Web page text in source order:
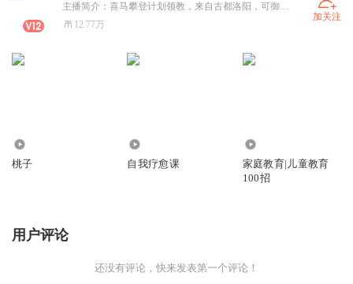
主播简介：喜马攀登计划领教，来自古都洛阳，可御姐可萝莉，毕业于知名大学，热爱文学，用声音陪伴你，亲近阳光，感受温暖，愿你活成一束光！主播与你共同成长，让你的心灵得到洗涤和释放！
12.77万
加关注
桃子 自我疗愈课
家庭教育|儿童教育
100招
用户评论
还没有评论，快来发表第一个评论！